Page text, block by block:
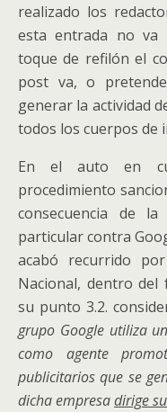
realizado los
esta entrada no va
toque de refilón el
post va, o
generar la actividad
todos los cuerpos de
En el auto en
procedimiento
consecuencia de
particular contra
acabó recurrido
Nacional, dentro del
su punto 3.2.
grupo Google utiliza
como agente
publicitarios que se
dicha empresadirige